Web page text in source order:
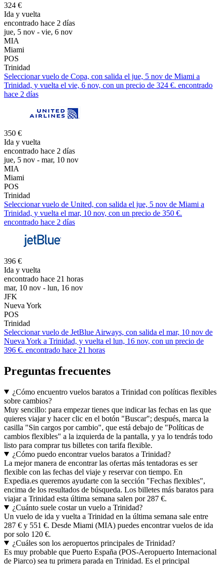
324 €
Ida y vuelta
encontrado hace 2 días
jue, 5 nov - vie, 6 nov
MIA
Miami
POS
Trinidad
Seleccionar vuelo de Copa, con salida el jue, 5 nov de Miami a
Trinidad, y vuelta el vie, 6 nov, con un precio de 324 €. encontrado
hace 2 días
350 €
Ida y vuelta
encontrado hace 2 días
jue, 5 nov - mar, 10 nov
MIA
Miami
POS
Trinidad
Seleccionar vuelo de United, con salida el jue, 5 nov de Miami a
Trinidad, y vuelta el mar, 10 nov, con un precio de 350 €.
encontrado hace 2 días
396 €
Ida y vuelta
encontrado hace 21 horas
mar, 10 nov - lun, 16 nov
JFK
Nueva York
POS
Trinidad
Seleccionar vuelo de JetBlue Airways, con salida el mar, 10 nov de
Nueva York a Trinidad, y vuelta el lun, 16 nov, con un precio de
396 €. encontrado hace 21 horas
Preguntas frecuentes
¿Cómo encuentro vuelos baratos a Trinidad con políticas flexibles
sobre cambios?
Muy sencillo: para empezar tienes que indicar las fechas en las que
quieres viajar y hacer clic en el botón "Buscar"; después, marca la
casilla "Sin cargos por cambio", que está debajo de "Políticas de
cambios flexibles" a la izquierda de la pantalla, y ya lo tendrás todo
listo para comprar tus billetes con tarifa flexible.
¿Cómo puedo encontrar vuelos baratos a Trinidad?
La mejor manera de encontrar las ofertas más tentadoras es ser
flexible con las fechas del viaje y reservar con tiempo. En
Expedia.es queremos ayudarte con la sección "Fechas flexibles",
encima de los resultados de búsqueda. Los billetes más baratos para
viajar a Trinidad esta última semana salen por 287 €.
¿Cuánto suele costar un vuelo a Trinidad?
Un vuelo de ida y vuelta a Trinidad en la última semana sale entre
287 € y 551 €. Desde Miami (MIA) puedes encontrar vuelos de ida
por solo 120 €.
¿Cuáles son los aeropuertos principales de Trinidad?
Es muy probable que Puerto España (POS-Aeropuerto Internacional
de Piarco) sea tu primera parada en Trinidad. Es el principal